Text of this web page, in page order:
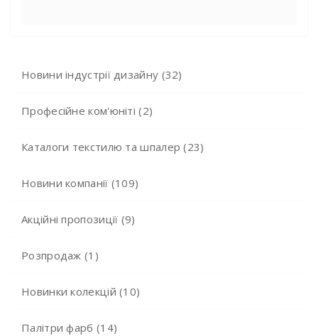
Новини індустрії дизайну (32)
Професійне ком'юніті (2)
Каталоги текстилю та шпалер (23)
Новини компанії (109)
Акційні пропозиції (9)
Розпродаж (1)
Новинки колекцій (10)
Палітри фарб (14)